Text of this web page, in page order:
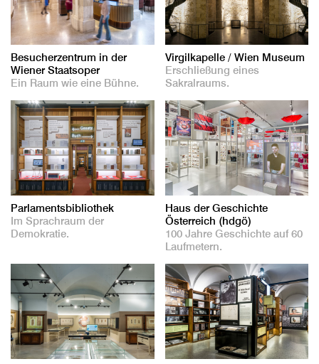
Besucherzentrum in der
Wiener Staatsoper
Ein Raum wie eine Bühne.
Virgilkapelle / Wien Museum
Erschließung eines
Sakralraums.
Parlamentsbibliothek
Im Sprachraum der
Demokratie.
Haus der Geschichte
Österreich (hdgö)
100 Jahre Geschichte auf 60
Laufmetern.